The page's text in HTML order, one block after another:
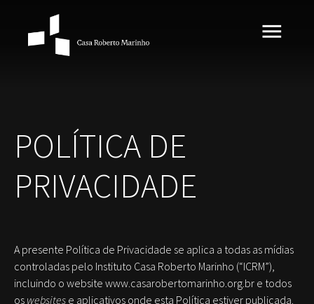
POLÍTICA DE
PRIVACIDADE
A presente Política de Privacidade se aplica a todas as mídias
controladas pelo Instituto Casa Roberto Marinho (“ICRM”),
incluindo o website www.casarobertomarinho.org.br e todos
os websites e aplicativos onde esta Política estiver publicada.